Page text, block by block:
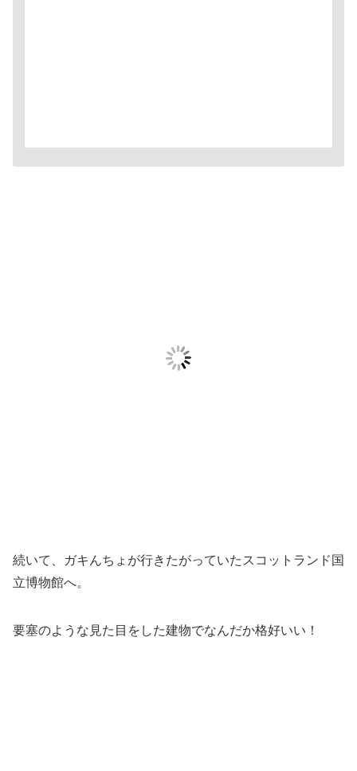
続いて、ガキんちょが行きたがっていたスコットランド国
立博物館へ。
要塞のような見た目をした建物でなんだか格好いい！